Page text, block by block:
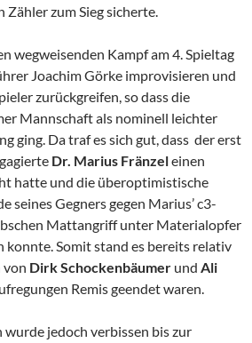
zum Sieg sicherte.
wegweisenden Kampf am 4. Spieltag
Joachim Görke improvisieren und
zurückgreifen, so dass die
Mannschaft als nominell leichter
ging. Da traf es sich gut, dass der erst
Dr. Marius Fränzeleinen
hatte und die überoptimistische
seines Gegners gegen Marius’ c3-
Mattangriff unter Materialopfer
konnte. Somit stand es bereits relativ
von Dirk Schockenbäumer und Ali
Remis geendet waren.
jedoch verbissen bis zur